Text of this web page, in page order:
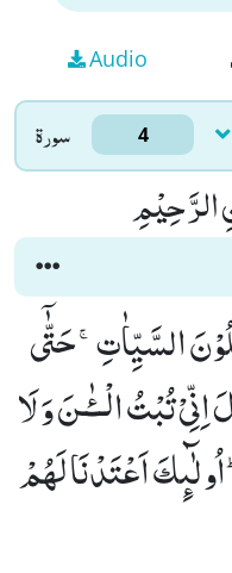
Audio
سورۃ 4
الرَّحِیْمِ
السَّیِّاٰتِۚ-حَتّٰۤى
تُبْتُ الْــٴٰـنَ وَ لَا
اَعْتَدْنَا لَهُمْ